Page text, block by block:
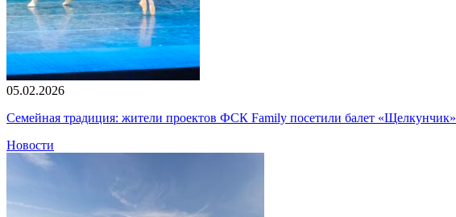
05.02.2026
Семейная традиция: жители проектов ФСК Family посетили балет «Щелкунчик»
Новости